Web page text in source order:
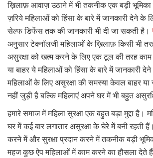
ख़िलाफ़ आवाज़ उठाने में भी तकनीक एक बड़ी
ज़रिये महिलाओं को हिंसा के बारे में जानकारी देने के
सेल्फ डिफेंस तक की जानकारी भी दी जा सकती है।
अनुसार टेक्नॉलजी महिलाओं के ख़िलाफ़ किसी भी
असुरक्षा को खत्म करने के लिए एक टूल की तरह
या बाहर ये महिलाओं को हिंसा के बारे में जानकारी
महिलाओं के लिए असुरक्षा की समस्या केवल बाहर या
नहीं जुड़ी है बल्कि महिलाएं अपने घर में भी बहुत
हमारे समाज में महिला सुरक्षा एक बहुत बड़ा मुद्दा
घर में कई बार लगातार असुरक्षा के घेरे में बनी रहती
करने में और सुरक्षा प्रदान करने में तकनीक बड़ी
महज कुछ ऐप महिलाओं में काम करने का हौसला देते